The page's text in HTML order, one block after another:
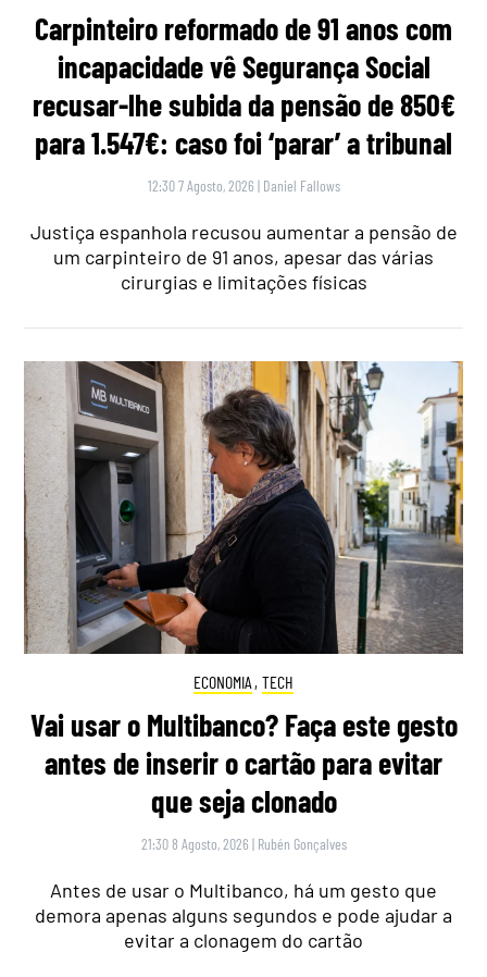
Carpinteiro reformado de 91 anos com
incapacidade vê Segurança Social
recusar-lhe subida da pensão de 850€
para 1.547€: caso foi ‘parar’ a tribunal
12:30 7 Agosto, 2026 | Daniel Fallows
Justiça espanhola recusou aumentar a pensão de
um carpinteiro de 91 anos, apesar das várias
cirurgias e limitações físicas
ECONOMIA , TECH
Vai usar o Multibanco? Faça este gesto
antes de inserir o cartão para evitar
que seja clonado
21:30 8 Agosto, 2026 | Rubén Gonçalves
Antes de usar o Multibanco, há um gesto que
demora apenas alguns segundos e pode ajudar a
evitar a clonagem do cartão